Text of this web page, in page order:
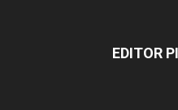
EDITOR